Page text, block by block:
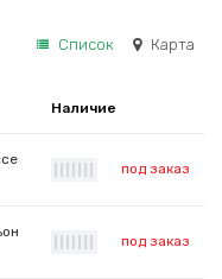
Список Карта
Наличие
под заказ
под заказ